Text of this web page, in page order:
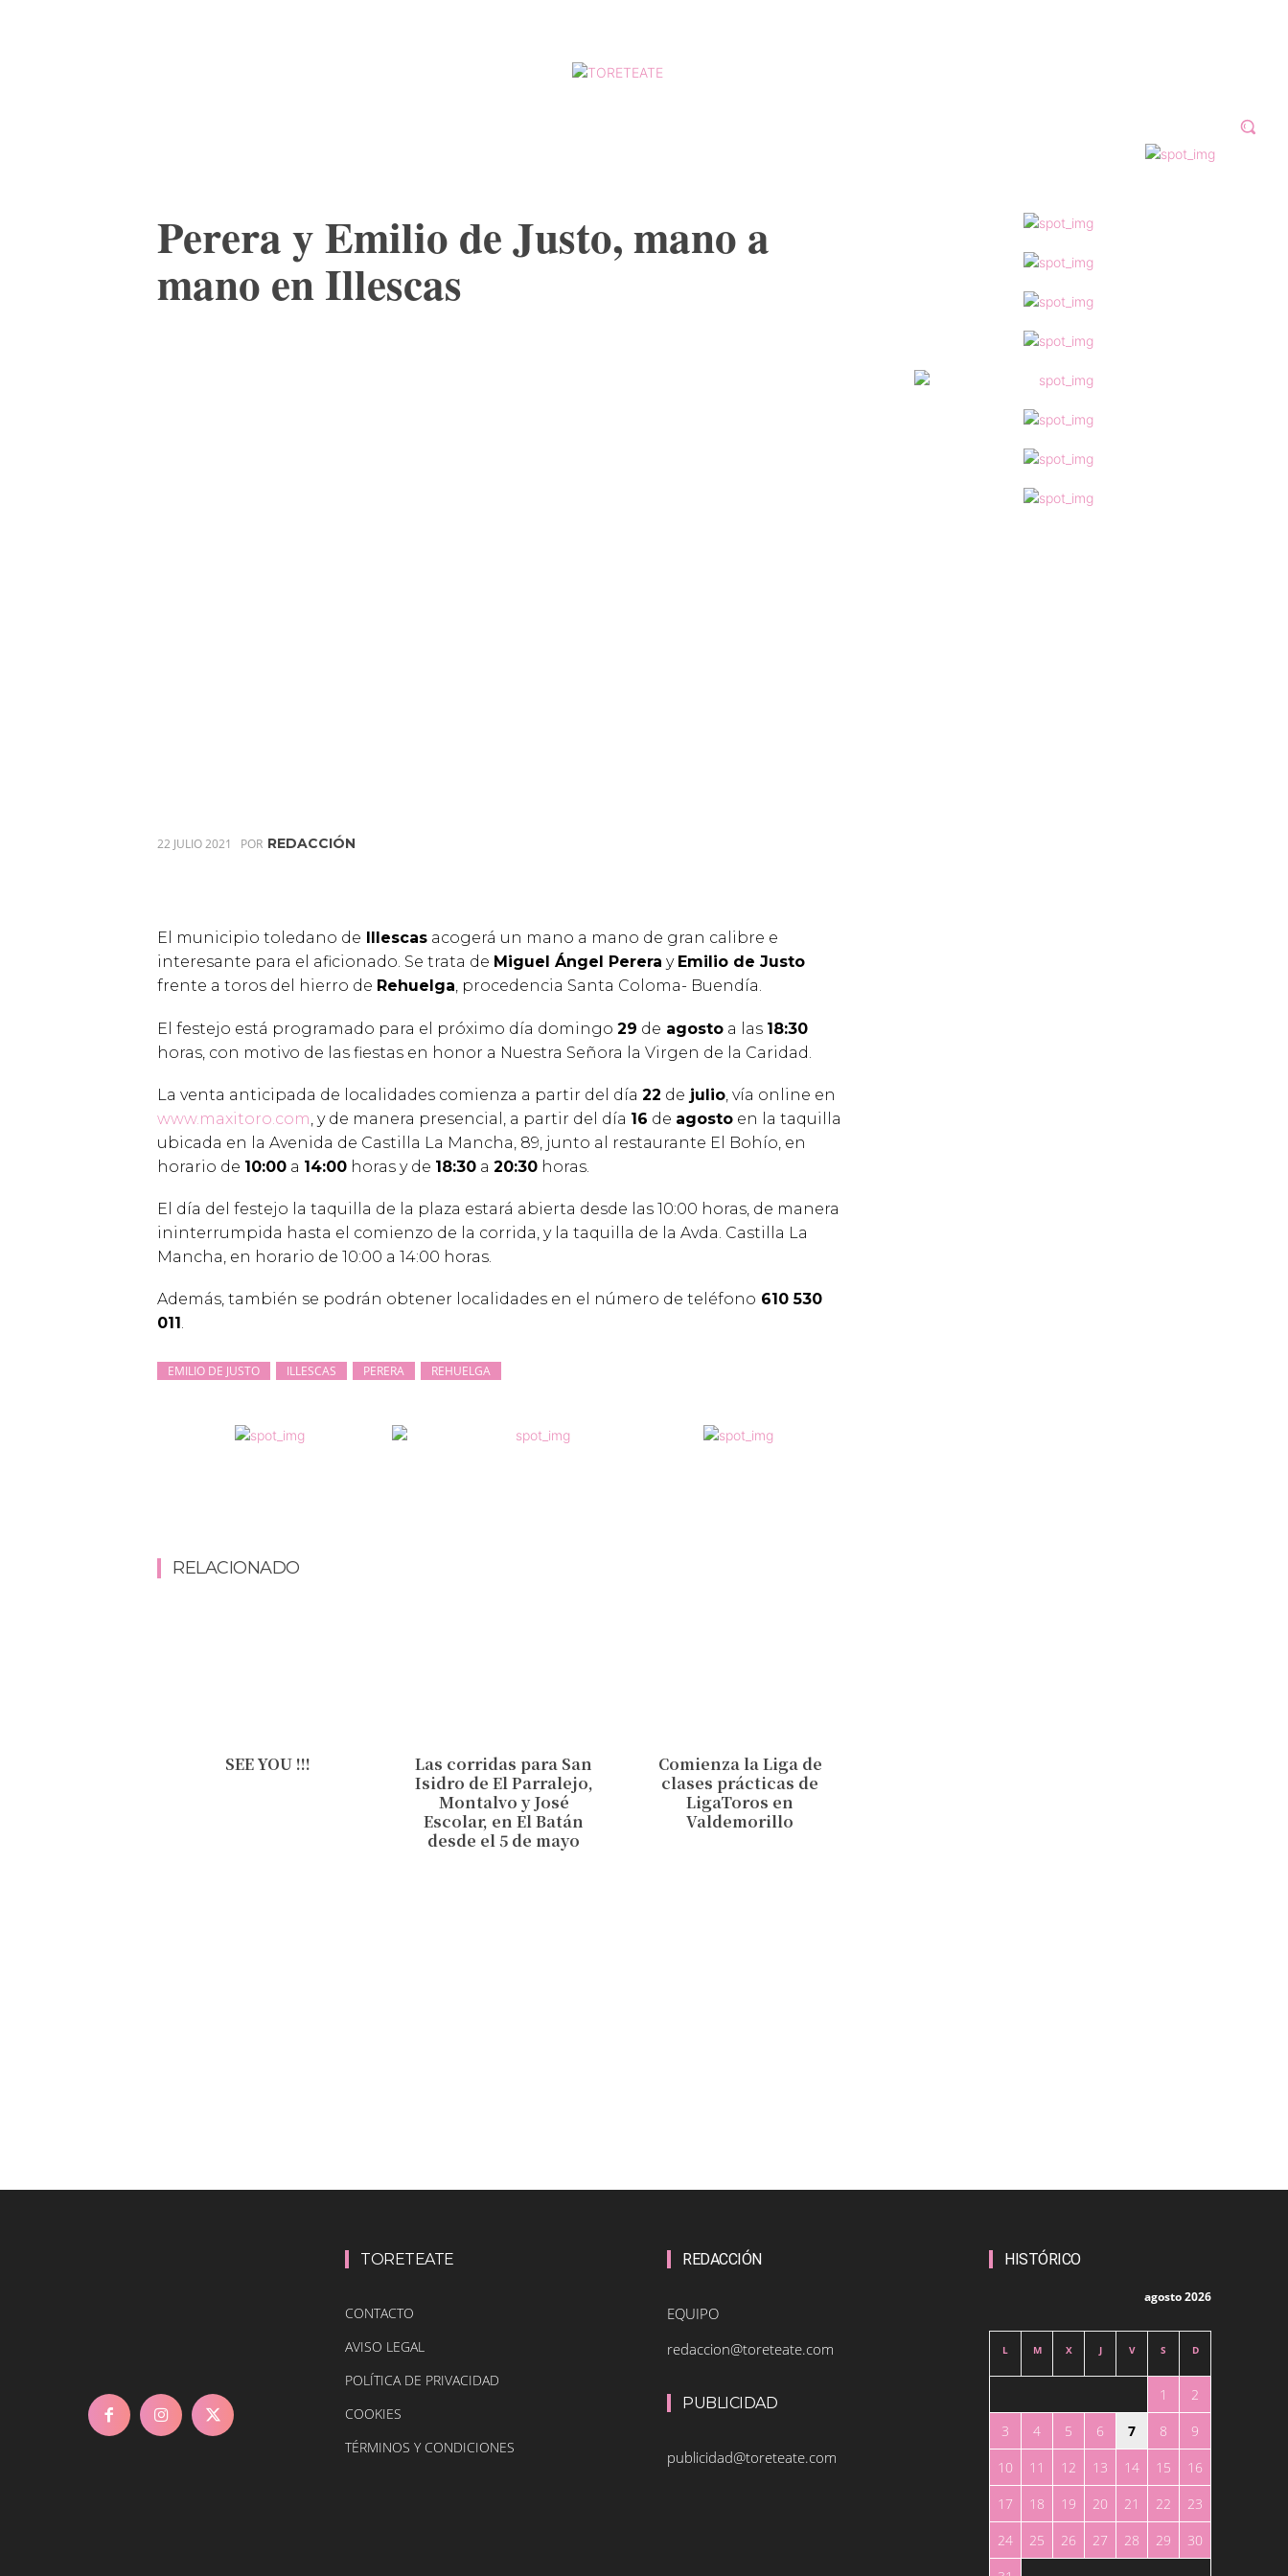
Perera y Emilio de Justo, mano a
mano en Illescas
22 JULIO 2021 POR REDACCIÓN
El municipio toledano de Illescas acogerá un mano a mano de gran calibre e
interesante para el aficionado. Se trata de Miguel Ángel Perera y Emilio de Justo
frente a toros del hierro de Rehuelga, procedencia Santa Coloma- Buendía.
El festejo está programado para el próximo día domingo 29 de agosto a las 18:30
horas, con motivo de las fiestas en honor a Nuestra Señora la Virgen de la Caridad.
La venta anticipada de localidades comienza a partir del día 22 de julio , vía online en
www.maxitoro.com , y de manera presencial, a partir del día 16 de agosto en la taquilla
ubicada en la Avenida de Castilla La Mancha, 89, junto al restaurante El Bohío, en
horario de 10:00 a 14:00 horas y de 18:30 a 20:30 horas.
El día del festejo la taquilla de la plaza estará abierta desde las 10:00 horas, de manera
ininterrumpida hasta el comienzo de la corrida, y la taquilla de la Avda. Castilla La
Mancha, en horario de 10:00 a 14:00 horas.
Además, también se podrán obtener localidades en el número de teléfono 610 530
011.
EMILIO DE JUSTO ILLESCAS PERERA REHUELGA
RELACIONADO
SEE YOU !!!
Las corridas para San
Isidro de El Parralejo,
Montalvo y José
Escolar, en El Batán
desde el 5 de mayo
Comienza la Liga de
clases prácticas de
LigaToros en
Valdemorillo
TORETEATE
CONTACTO
AVISO LEGAL
POLÍTICA DE PRIVACIDAD
COOKIES
TÉRMINOS Y CONDICIONES
REDACCIÓN
EQUIPO
redaccion@toreteate.com
PUBLICIDAD
publicidad@toreteate.com
HISTÓRICO
agosto 2026
L M X J V S D
1
2
3
4 5 6 7 8
9
10
11 12 13 14 15
16
17
18 19 20 21 22
23
24
25 26 27 28 29
30